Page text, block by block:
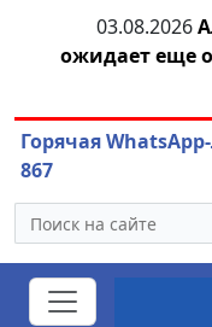
03.08.2026
ожидает еще
Горячая
867